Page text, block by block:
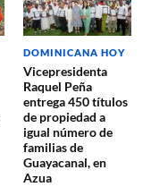
DOMINICANA HOY
Vicepresidenta
Raquel Peña
entrega 450 títulos
de propiedad a
igual número de
familias de
Guayacanal, en
Azua